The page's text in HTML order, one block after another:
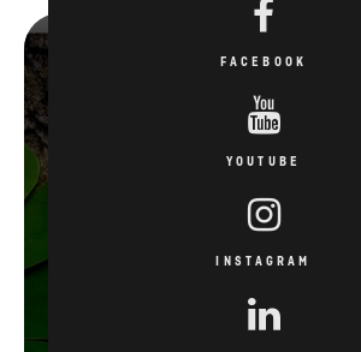
FACEBOOK
YOUTUBE
INSTAGRAM